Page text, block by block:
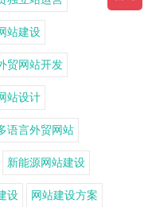
站建设
贸网站开发
站设计
语言外贸网站
新能源网站建设
设 网站建设方案